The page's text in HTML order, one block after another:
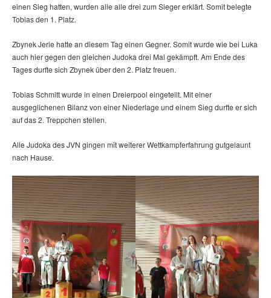
einen Sieg hatten, wurden alle alle drei zum Sieger erklärt. Somit belegte
Tobias den 1. Platz.
Zbynek Jerie hatte an diesem Tag einen Gegner. Somit wurde wie bei Luka
auch hier gegen den gleichen Judoka drei Mal gekämpft. Am Ende des
Tages durfte sich Zbynek über den 2. Platz freuen.
Tobias Schmitt wurde in einen Dreierpool eingeteilt. Mit einer
ausgeglichenen Bilanz von einer Niederlage und einem Sieg durfte er sich
auf das 2. Treppchen stellen.
Alle Judoka des JVN gingen mit weiterer Wettkampferfahrung gutgelaunt
nach Hause.